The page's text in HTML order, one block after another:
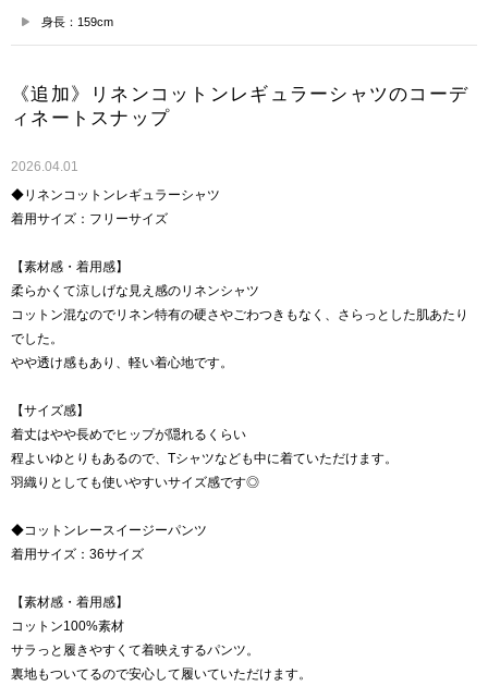
身長：159cm
《追加》リネンコットンレギュラーシャツのコーデ
ィネートスナップ
2026.04.01
◆リネンコットンレギュラーシャツ
着用サイズ：フリーサイズ
【素材感・着用感】
柔らかくて涼しげな見え感のリネンシャツ
コットン混なのでリネン特有の硬さやごわつきもなく、さらっとした肌あたり
でした。
やや透け感もあり、軽い着心地です。
【サイズ感】
着丈はやや長めでヒップが隠れるくらい
程よいゆとりもあるので、Tシャツなども中に着ていただけます。
羽織りとしても使いやすいサイズ感です◎
◆コットンレースイージーパンツ
着用サイズ：36サイズ
【素材感・着用感】
コットン100%素材
サラっと履きやすくて着映えするパンツ。
裏地もついてるので安心して履いていただけます。